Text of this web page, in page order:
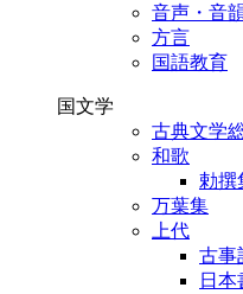
音声・音
方言
国語教育
国文学
古典文学
和歌
勅撰
万葉集
上代
古事
日本